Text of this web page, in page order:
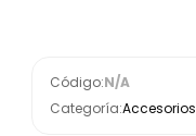
Código:N/A
Categoría:Accesorios